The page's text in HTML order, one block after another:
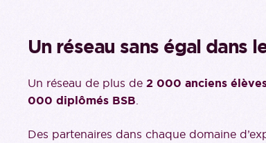
Un réseau sans égal dans
Un réseau de plus de 2 000 anciens
000 diplômés BSB.
Des partenaires dans chaque domaine